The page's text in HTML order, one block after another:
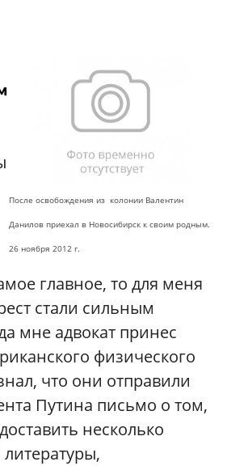
После освобождения из колонии Валентин
Данилов приехал в Новосибирск к своим родным.
26 ноября 2012 г.
главное, то для меня
стали сильным
мне адвокат принес
физического
что они отправили
Путина письмо о том,
несколько